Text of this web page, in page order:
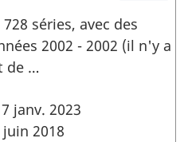
séries, avec des
2002 - 2002 (il n'y a
de …
janv. 2023
juin 2018